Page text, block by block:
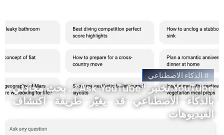
#الذكاء الاصطناعي
YouTube تختبر “Ask YouTube”.. بحث محادثي
بالذكاء الاصطناعي قد يغيّر طريقة اكتشاف
الفيديوهات